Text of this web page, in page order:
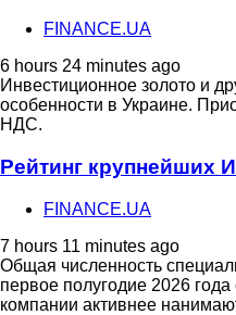
FINANCE.UA
6 hours 24 minutes ago
Инвестиционное золото и
особенности в Украине.
НДС.
Рейтинг крупнейших
FINANCE.UA
7 hours 11 minutes ago
Общая численность
первое полугодие 2026
компании активнее